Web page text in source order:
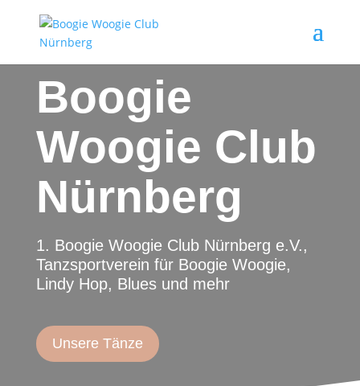
Boogie
Woogie Club
Nürnberg
1. Boogie Woogie Club Nürnberg e.V.,
Tanzsportverein für Boogie Woogie,
Lindy Hop, Blues und mehr
Unsere Tänze